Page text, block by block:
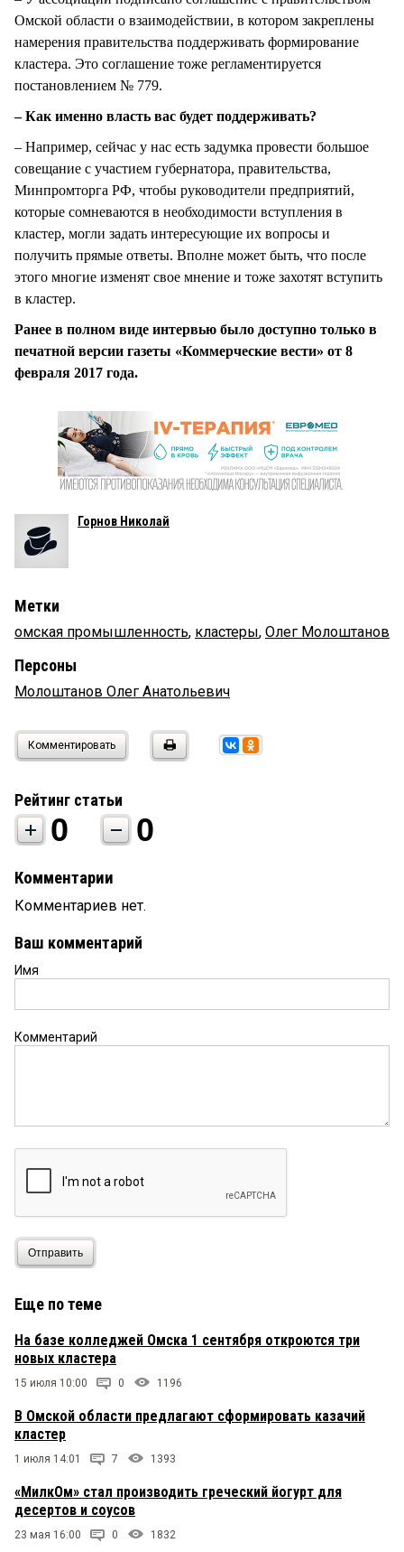
Омской области о взаимодействии, в котором закреплены
намерения правительства поддерживать формирование
кластера. Это соглашение тоже регламентируется
постановлением № 779.
– Как именно власть вас будет поддерживать?
– Например, сейчас у нас есть задумка провести большое
совещание с участием губернатора, правительства,
Минпромторга РФ, чтобы руководители предприятий,
которые сомневаются в необходимости вступления в
кластер, могли задать интересующие их вопросы и
получить прямые ответы. Вполне может быть, что после
этого многие изменят свое мнение и тоже захотят вступить
в кластер.
Ранее в полном виде интервью было доступно только в
печатной версии газеты «Коммерческие вести» от 8
февраля 2017 года.
Горнов Николай
Метки
омская промышленность, кластеры, Олег Молоштанов
Персоны
Молоштанов Олег Анатольевич
Комментировать
Рейтинг статьи
0 0
Комментарии
Комментариев нет.
Ваш комментарий
Имя
Комментарий
Отправить
Еще по теме
На базе колледжей Омска 1 сентября откроются три
новых кластера
15 июля 10:00 0 1196
В Омской области предлагают сформировать казачий
кластер
1 июля 14:01 7 1393
«МилкОм» стал производить греческий йогурт для
десертов и соусов
23 мая 16:00 0 1832